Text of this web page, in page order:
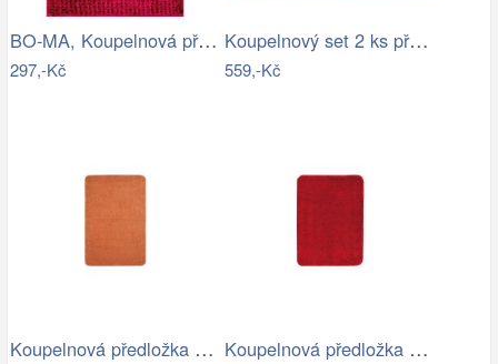
BO-MA, Koupelnová předložka Ella micro…
297,-Kč
Koupelnový set 2 ks předložek WAYMORE
559,-Kč
Koupelnová předložka Optima 60x90 cm… Koupelnová předložka Optima 60x90 cm…